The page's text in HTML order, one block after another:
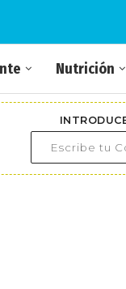
Nutrición